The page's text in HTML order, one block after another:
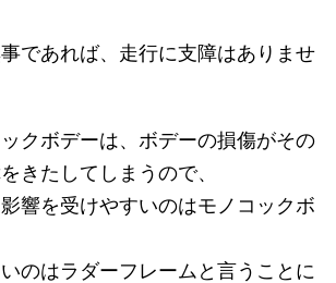
であれば、走行に支障はありませ
クボデーは、ボデーの損傷がその
きたしてしまうので、
響を受けやすいのはモノコックボ
のはラダーフレームと言うことに